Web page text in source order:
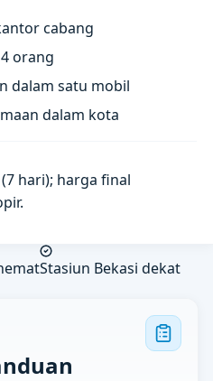
cabang
orang
dalam satu mobil
dalam kota
hari); harga final
Stasiun Bekasi dekat